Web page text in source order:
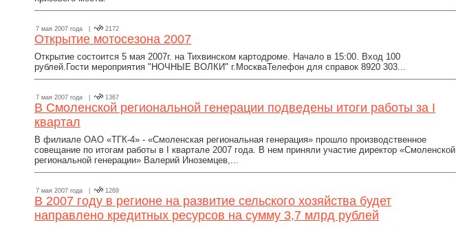
7 мая 2007 года | 2172
Открытие мотосезона 2007
Открытие состоится 5 мая 2007г. на Тихвинском картодроме. Начало в 15:00. Вход 100
рублей.Гости мероприятия "НОЧНЫЕ ВОЛКИ" г.МоскваТелефон для справок 8920 303...
7 мая 2007 года | 1367
В Смоленской региональной генерации подведены итоги работы за I
квартал
В филиале ОАО «ТГК-4» - «Смоленская региональная генерация» прошло производственное
совещание по итогам работы в I квартале 2007 года. В нем приняли участие директор «Смоленской
региональной генерации» Валерий Иноземцев,...
7 мая 2007 года | 1269
В 2007 году в регионе на развитие сельского хозяйства будет
направлено кредитных ресурсов на сумму 3,7 млрд рублей